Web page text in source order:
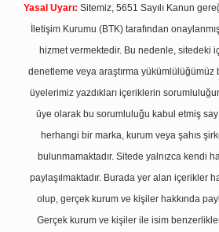
Yasal Uyarı: Sitemiz, 5651 Sayılı Kanun
İletişim Kurumu (BTK) tarafından
hizmet vermektedir. Bu nedenle, sitedeki
denetleme veya araştırma yükümlülüğümüz
üyelerimiz yazdıkları içeriklerin
üye olarak bu sorumluluğu kabul etmiş
herhangi bir marka, kurum veya şahıs
bulunmamaktadır. Sitede yalnızca kendi
paylaşılmaktadır. Burada yer alan içerikler
olup, gerçek kurum ve kişiler hakkında
Gerçek kurum ve kişiler ile isim